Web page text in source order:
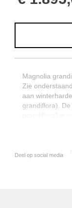
Magnolia
Zie
aan
grandiflora).
grandiflora) is
hoogstam en
Deze zijn in
Deel op social media